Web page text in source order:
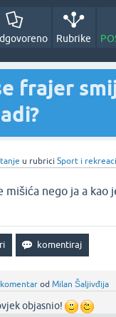
Rubrike
frajer
u rubrici Sport i
mišića nego ja a kao
komentar od Milan Šaljivđija
objasnio!